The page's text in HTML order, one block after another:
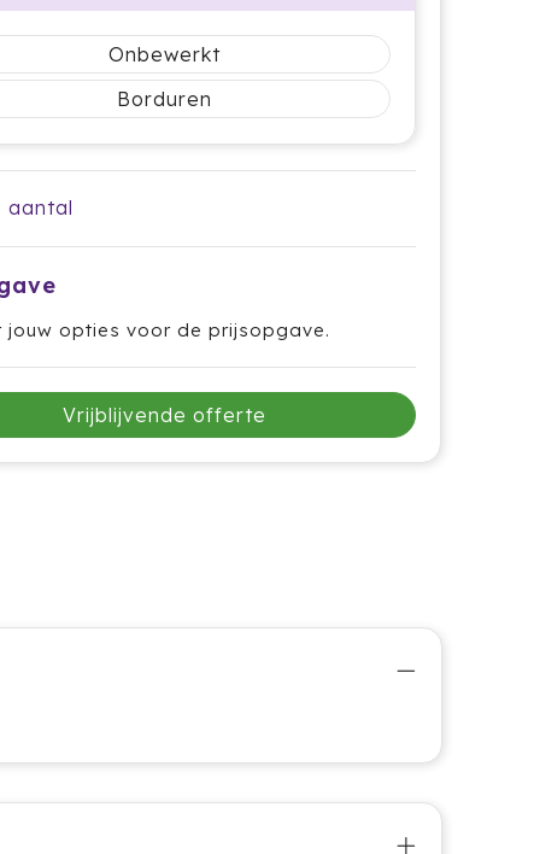
Onbewerkt
Borduren
aantal
jouw opties voor de prijsopgave.
Vrijblijvende offerte